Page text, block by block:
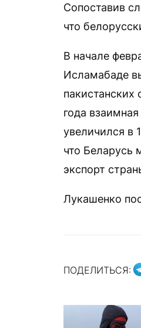
Сопоставив
что
В начале
Исламабаде
пакистанских
года
увеличился в
что Беларусь
экспорт
Лукашенко
ПОДЕЛИТЬСЯ: